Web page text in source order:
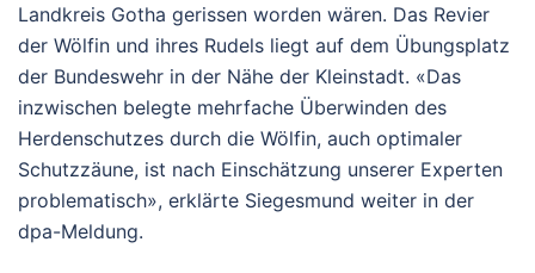
Landkreis Gotha gerissen worden wären. Das Revier
der Wölfin und ihres Rudels liegt auf dem Übungsplatz
der Bundeswehr in der Nähe der Kleinstadt. «Das
inzwischen belegte mehrfache Überwinden des
Herdenschutzes durch die Wölfin, auch optimaler
Schutzzäune, ist nach Einschätzung unserer Experten
problematisch», erklärte Siegesmund weiter in der
dpa-Meldung.